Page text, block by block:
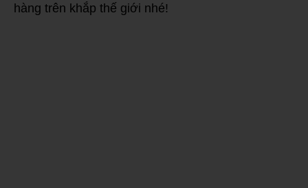
hàng trên khắp thế giới nhé!